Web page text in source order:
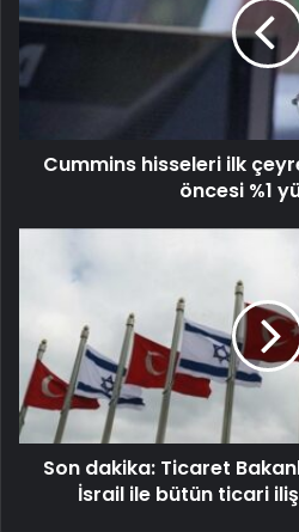
Cummins hisseleri ilk
öncesi %1
Son dakika: Ticaret
İsrail ile bütün ticari